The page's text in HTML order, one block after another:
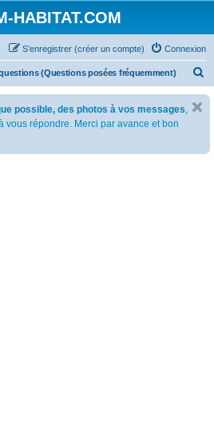
HABITAT.COM
Connexion
S’enregistrer (créer un compte)
(Questions posées fréquemment)
e
possible, des photos à vos messages,
vous répondre. Merci par avance et bon